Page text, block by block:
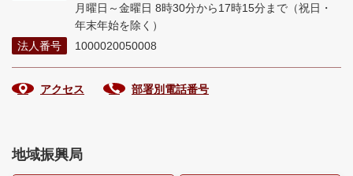
月曜日～金曜日 8時30分から17時15分まで （祝日・
年末年始を除く）
法人番号
1000020050008
アクセス 部署別電話番号
地域振興局